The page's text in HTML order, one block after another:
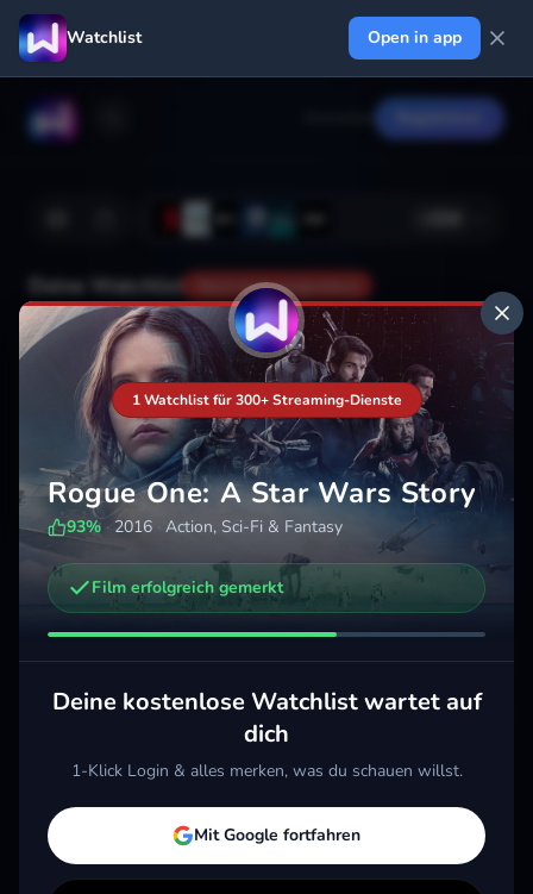
Watchlist Open in app
Deine Watchlist Noch nicht gespeichert
Hinzufügen
Weitere Trailer, die dich interessieren könnten
Rebel Moon - Teil 1: Kind des Feuers
Merken
Mehr
Solo: A Star Wars Story
Merken
Mehr
Star
Aktuell im Trend
1 Watchlist für 300+ Streaming-Dienste
Rogue One: A Star Wars Story
93% · 2016 · Action, Sci-Fi & Fantasy
Film erfolgreich gemerkt
Deine kostenlose Watchlist wartet auf
dich
1-Klick Login & alles merken, was du schauen willst.
Mit Google fortfahren